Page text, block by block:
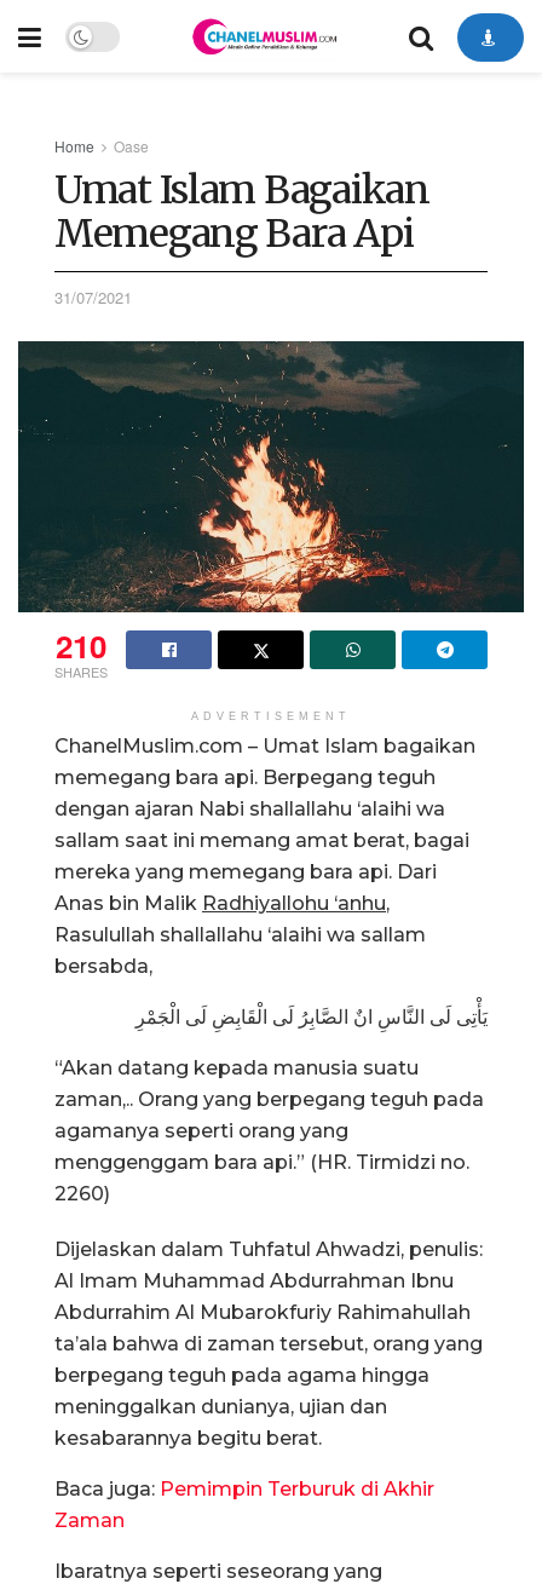
Home Oase
Umat Islam Bagaikan
Memegang Bara Api
31/07/2021
210
SHARES
ADVERTISEMENT
ChanelMuslim.com – Umat Islam bagaikan
memegang bara api. Berpegang teguh
dengan ajaran Nabi shallallahu ‘alaihi wa
sallam saat ini memang amat berat, bagai
mereka yang memegang bara api. Dari
Anas bin Malik Radhiyallohu ‘anhu,
Rasulullah shallallahu ‘alaihi wa sallam
bersabda,
يَأْتِى لَى النَّاسِ انٌ الصَّابِرُ لَى الْقَابِضِ لَى الْجَمْرِ
“Akan datang kepada manusia suatu
zaman,.. Orang yang berpegang teguh pada
agamanya seperti orang yang
menggenggam bara api.” (HR. Tirmidzi no.
2260)
Dijelaskan dalam Tuhfatul Ahwadzi, penulis:
Al Imam Muhammad Abdurrahman Ibnu
Abdurrahim Al Mubarokfuriy Rahimahullah
ta’ala bahwa di zaman tersebut, orang yang
berpegang teguh pada agama hingga
meninggalkan dunianya, ujian dan
kesabarannya begitu berat.
Baca juga: Pemimpin Terburuk di Akhir
Zaman
Ibaratnya seperti seseorang yang